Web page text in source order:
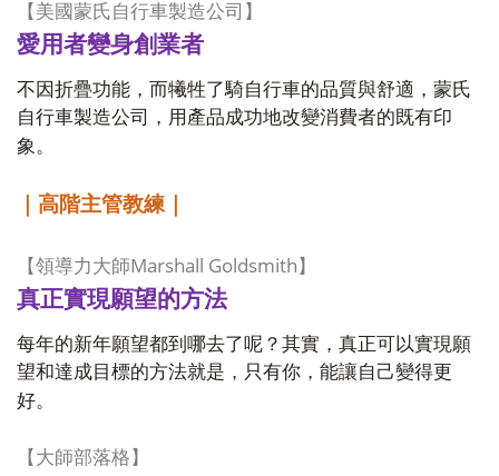
【美國蒙氏自行車製造公司】
愛用者變身創業者
不因折疊功能，而犧牲了騎自行車的品質與舒適，蒙氏
自行車製造公司，用產品成功地改變消費者的既有印
象。
｜高階主管教練｜
【領導力大師Marshall Goldsmith 】
真正實現願望的方法
每年的新年願望都到哪去了呢？其實，真正可以實現願
望和達成目標的方法就是，只有你，能讓自己變得更
好。
【大師部落格】